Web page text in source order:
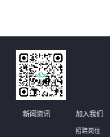
新闻资讯 加入我们
招聘岗位